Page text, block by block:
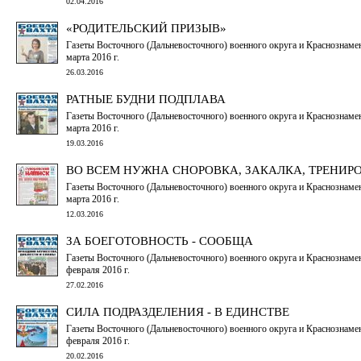
«РОДИТЕЛЬСКИЙ ПРИЗЫВ»
Газеты Восточного (Дальневосточного) военного округа и
марта 2016 г.
26.03.2016
РАТНЫЕ БУДНИ ПОДПЛАВА
Газеты Восточного (Дальневосточного) военного округа и
марта 2016 г.
19.03.2016
ВО ВСЕМ НУЖНА СНОРОВКА, ЗАКАЛКА,
Газеты Восточного (Дальневосточного) военного округа и
марта 2016 г.
12.03.2016
ЗА БОЕГОТОВНОСТЬ - СООБЩА
Газеты Восточного (Дальневосточного) военного округа и
февраля 2016 г.
27.02.2016
СИЛА ПОДРАЗДЕЛЕНИЯ - В ЕДИНСТВЕ
Газеты Восточного (Дальневосточного) военного округа и
февраля 2016 г.
20.02.2016